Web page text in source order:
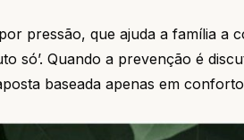
pressão, que ajuda a família a
só’. Quando a prevenção é
baseada apenas em